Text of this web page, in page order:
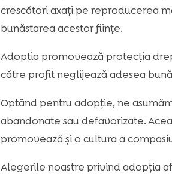
crescători axați pe reproducerea
bunăstarea acestor ființe.
Adopția promovează protecția
către profit neglijează adesea
Optând pentru adopție, ne
abandonate sau defavorizate.
promovează și o cultura a
Alegerile noastre privind adopția